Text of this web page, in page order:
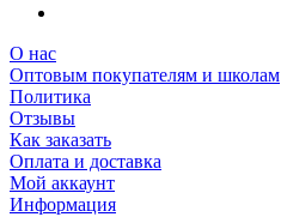
О нас
Оптовым покупателям и школам
Политика
Отзывы
Как заказать
Оплата и доставка
Мой аккаунт
Информация